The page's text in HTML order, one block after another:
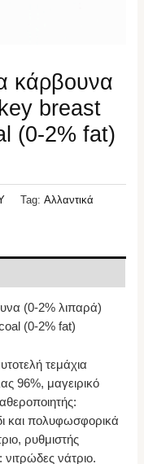
κάρβουνα
breast
(0-2% fat)
Tag:Αλλαντικά
(0-2% λιπαρά)
(0-2% fat)
τεμάχια
96%, μαγειρικό
και πολυφωσφορικά
ρυθμιστής
νιτρώδες νάτριο.